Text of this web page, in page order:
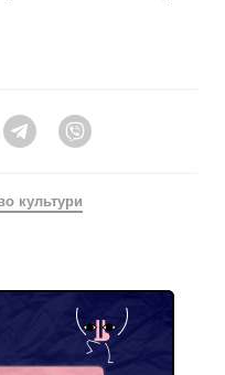
TelegramViber
культури